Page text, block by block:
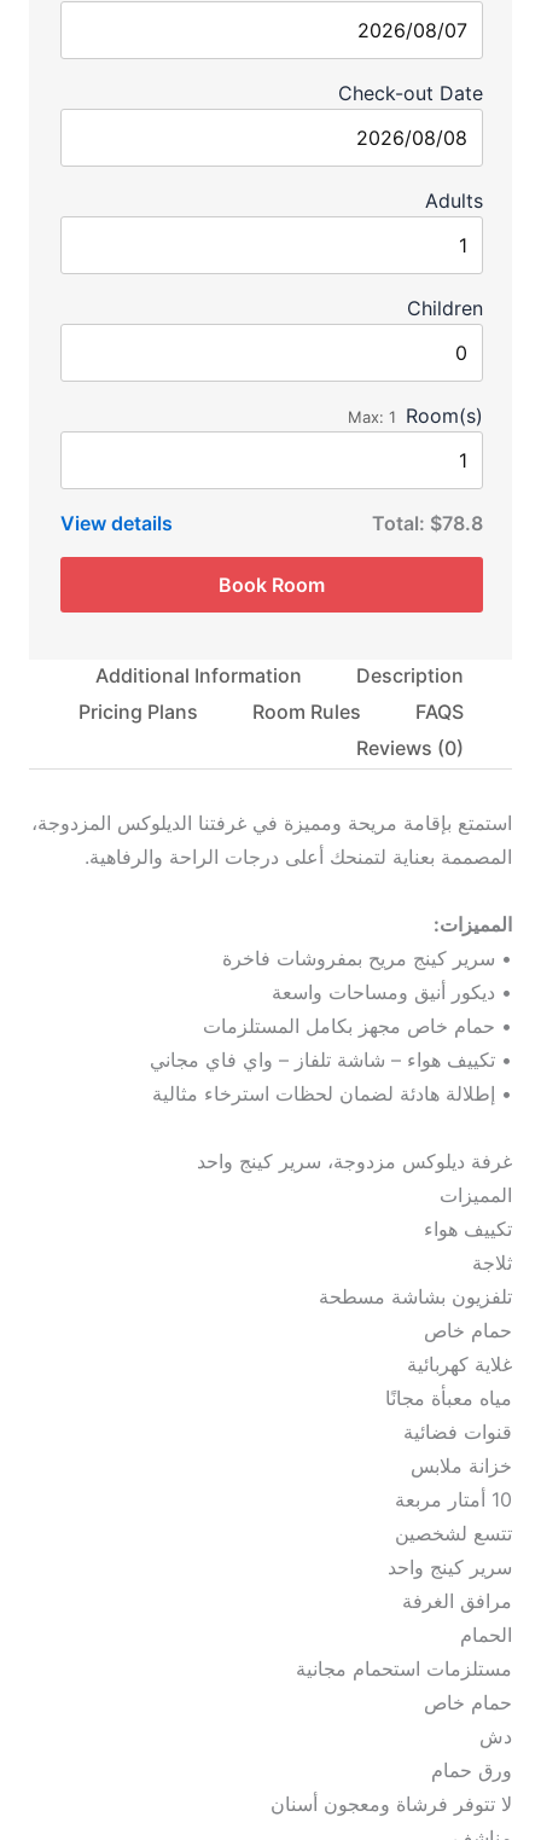
Description
Additional Information
FAQS
Room Rules
Pricing Plans
Reviews (0)
استمتع بإقامة مريحة ومميزة في غرفتنا الديلوكس المزدوجة،
المصممة بعناية لتمنحك أعلى درجات الراحة والرفاهية.
المميزات:
• سرير كينج مريح بمفروشات فاخرة
• ديكور أنيق ومساحات واسعة
• حمام خاص مجهز بكامل المستلزمات
• تكييف هواء – شاشة تلفاز – واي فاي مجاني
• إطلالة هادئة لضمان لحظات استرخاء مثالية
غرفة ديلوكس مزدوجة، سرير كينج واحد
المميزات
تكييف هواء
ثلاجة
تلفزيون بشاشة مسطحة
حمام خاص
غلاية كهربائية
مياه معبأة مجانًا
قنوات فضائية
خزانة ملابس
10 أمتار مربعة
تتسع لشخصين
سرير كينج واحد
مرافق الغرفة
الحمام
مستلزمات استحمام مجانية
حمام خاص
دش
ورق حمام
لا تتوفر فرشاة ومعجون أسنان
Check-out Date
Adults
Children
Room(s)
Max:1
Total: $78.8
View details
Book Room